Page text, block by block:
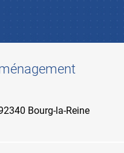
Bourg-la-Reine